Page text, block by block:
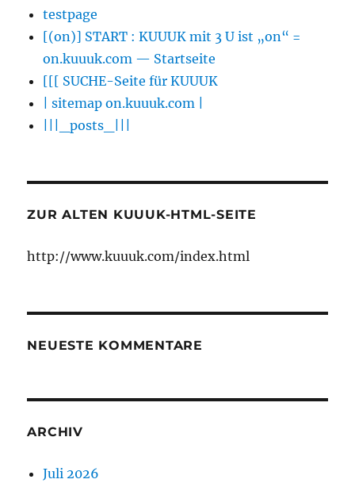
testpage
[(on)] START : KUUUK mit 3 U ist „on“ =
on.kuuuk.com — Startseite
[[[ SUCHE-Seite für KUUUK
| sitemap on.kuuuk.com |
|||_posts_|||
ZUR ALTEN KUUUK-HTML-SEITE
http://www.kuuuk.com/index.html
NEUESTE KOMMENTARE
ARCHIV
Juli 2026